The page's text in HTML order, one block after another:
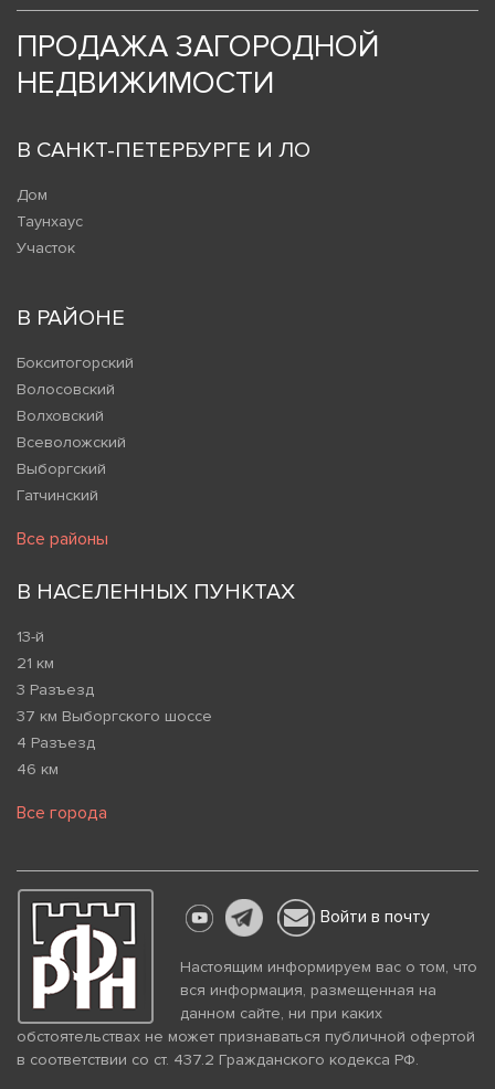
ПРОДАЖА ЗАГОРОДНОЙ
НЕДВИЖИМОСТИ
В САНКТ-ПЕТЕРБУРГЕ И ЛО
Дом
Таунхаус
Участок
В РАЙОНЕ
Бокситогорский
Волосовский
Волховский
Всеволожский
Выборгский
Гатчинский
Все районы
В НАСЕЛЕННЫХ ПУНКТАХ
13-й
21 км
3 Разъезд
37 км Выборгского шоссе
4 Разъезд
46 км
Все города
Войти в почту
Настоящим информируем вас о том, что
вся информация, размещенная на
данном сайте, ни при каких
обстоятельствах не может признаваться публичной офертой
в соответствии со ст. 437.2 Гражданского кодекса РФ.